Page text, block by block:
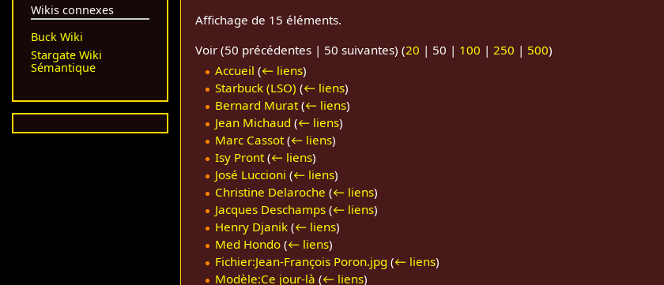
Affichage de 15 éléments.
Voir (50 précédentes | 50 suivantes) (20 | 50 | 100 | 250 | 500)
Accueil (← liens)
Starbuck (LSO) (← liens)
Bernard Murat (← liens)
Jean Michaud (← liens)
Marc Cassot (← liens)
Isy Pront (← liens)
José Luccioni (← liens)
Christine Delaroche (← liens)
Jacques Deschamps (← liens)
Henry Djanik (← liens)
Med Hondo (← liens)
Fichier:Jean-François Poron.jpg (← liens)
Modèle:Ce jour-là (← liens)
Wikis connexes
Buck Wiki
Stargate Wiki
Sémantique